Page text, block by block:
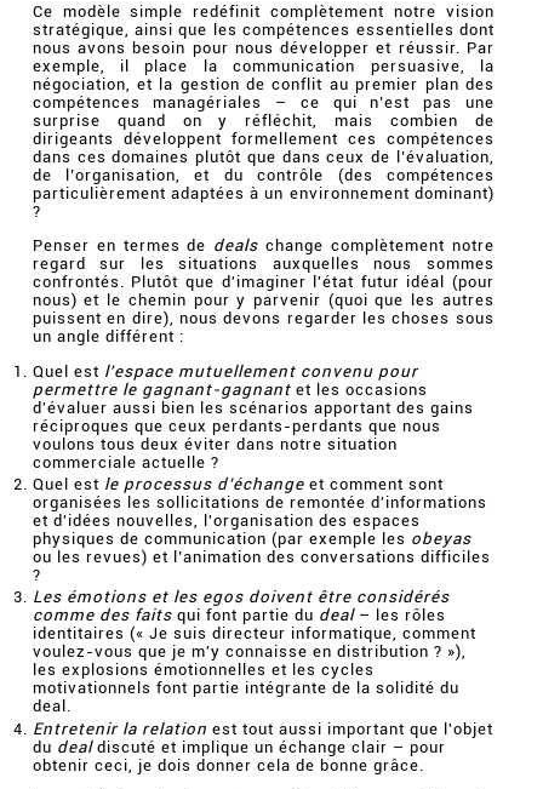
Ce modèle simple redéfinit complètement notre vision
stratégique, ainsi que les compétences essentielles dont
nous avons besoin pour nous développer et réussir. Par
exemple, il place la communication persuasive, la
négociation, et la gestion de conflit au premier plan des
compétences managériales – ce qui n’est pas une
surprise quand on y réfléchit, mais combien de
dirigeants développent formellement ces compétences
dans ces domaines plutôt que dans ceux de l’évaluation,
de l’organisation, et du contrôle (des compétences
particulièrement adaptées à un environnement dominant)
?
Penser en termes de dealschange complètement notre
regard sur les situations auxquelles nous sommes
confrontés. Plutôt que d'imaginer l'état futur idéal (pour
nous) et le chemin pour y parvenir (quoi que les autres
puissent en dire), nous devons regarder les choses sous
un angle différent :
Quel est l'espace mutuellement convenu pour
permettre le gagnant-gagnantet les occasions
d'évaluer aussi bien les scénarios apportant des gains
réciproques que ceux perdants-perdants que nous
voulons tous deux éviter dans notre situation
commerciale actuelle ?
Quel est le processus d’échange et comment sont
organisées les sollicitations de remontée d'informations
et d'idées nouvelles, l'organisation des espaces
physiques de communication (par exemple les obeyas
ou les revues) et l’animation des conversations difficiles
?
Les émotions et les egos doivent être considérés
comme des faitsqui font partie du deal– les rôles
identitaires (« Je suis directeur informatique, comment
voulez-vous que je m'y connaisse en distribution ? »),
les explosions émotionnelles et les cycles
motivationnels font partie intégrante de la solidité du
deal.
Entretenir la relation est tout aussi important que l'objet
du dealdiscuté et implique un échange clair – pour
obtenir ceci, je dois donner cela de bonne grâce.